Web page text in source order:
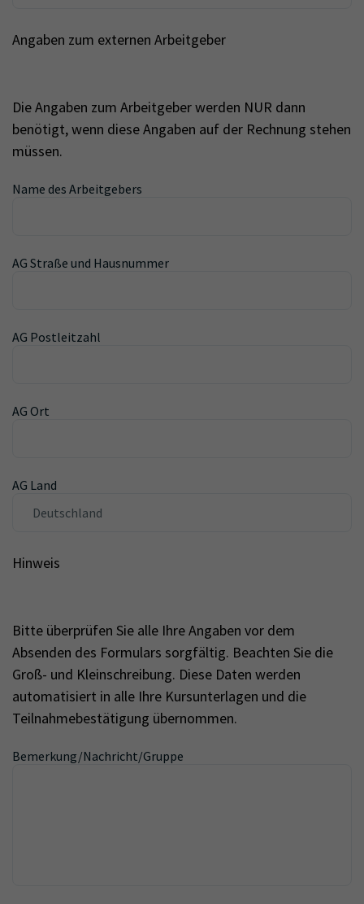
Angaben zum externen Arbeitgeber
Die Angaben zum Arbeitgeber werden NUR dann
benötigt, wenn diese Angaben auf der Rechnung stehen
müssen.
Name des Arbeitgebers
AG Straße und Hausnummer
AG Postleitzahl
AG Ort
AG Land
Hinweis
Bitte überprüfen Sie alle Ihre Angaben vor dem
Absenden des Formulars sorgfältig. Beachten Sie die
Groß- und Kleinschreibung. Diese Daten werden
automatisiert in alle Ihre Kursunterlagen und die
Teilnahmebestätigung übernommen.
Bemerkung/Nachricht/Gruppe